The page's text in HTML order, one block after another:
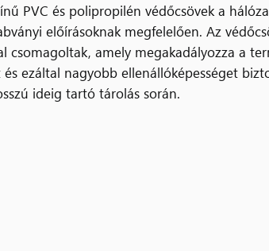
PVC és polipropilén védőcsövek a
előírásoknak megfelelően. Az
csomagoltak, amely megakadályozza a
ezáltal nagyobb ellenállóképességet
ideig tartó tárolás során.